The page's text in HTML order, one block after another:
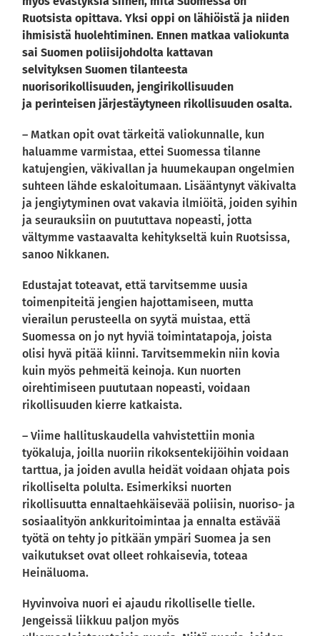
Ruotsista opittava. Yksi oppi on lähiöistä ja niiden
ihmisistä huolehtiminen. Ennen matkaa valiokunta
sai Suomen poliisijohdolta kattavan
selvityksen Suomen tilanteesta
nuorisorikollisuuden, jengirikollisuuden
ja perinteisen järjestäytyneen rikollisuuden osalta.
– Matkan opit ovat tärkeitä valiokunnalle, kun
haluamme varmistaa, ettei Suomessa tilanne
katujengien, väkivallan ja huumekaupan ongelmien
suhteen lähde eskaloitumaan. Lisääntynyt väkivalta
ja jengiytyminen ovat vakavia ilmiöitä, joiden syihin
ja seurauksiin on puututtava nopeasti, jotta
vältymme vastaavalta kehitykseltä kuin Ruotsissa,
sanoo Nikkanen.
Edustajat toteavat, että tarvitsemme uusia
toimenpiteitä jengien hajottamiseen, mutta
vierailun perusteella on syytä muistaa, että
Suomessa on jo nyt hyviä toimintatapoja, joista
olisi hyvä pitää kiinni. Tarvitsemmekin niin kovia
kuin myös pehmeitä keinoja. Kun nuorten
oirehtimiseen puututaan nopeasti, voidaan
rikollisuuden kierre katkaista.
– Viime hallituskaudella vahvistettiin monia
työkaluja, joilla nuoriin rikoksentekijöihin voidaan
tarttua, ja joiden avulla heidät voidaan ohjata pois
rikolliselta polulta. Esimerkiksi nuorten
rikollisuutta ennaltaehkäisevää poliisin, nuoriso- ja
sosiaalityön ankkuritoimintaa ja ennalta estävää
työtä on tehty jo pitkään ympäri Suomea ja sen
vaikutukset ovat olleet rohkaisevia, toteaa
Heinäluoma.
Hyvinvoiva nuori ei ajaudu rikolliselle tielle.
Jengeissä liikkuu paljon myös